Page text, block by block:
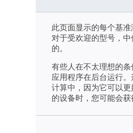
此页面显示的每个基
对于受欢迎的型号，
的。
有些人在不太理想的
应用程序在后台运行
计算中，因为它可以
的设备时，您可能会获